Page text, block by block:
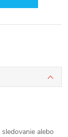
alebo